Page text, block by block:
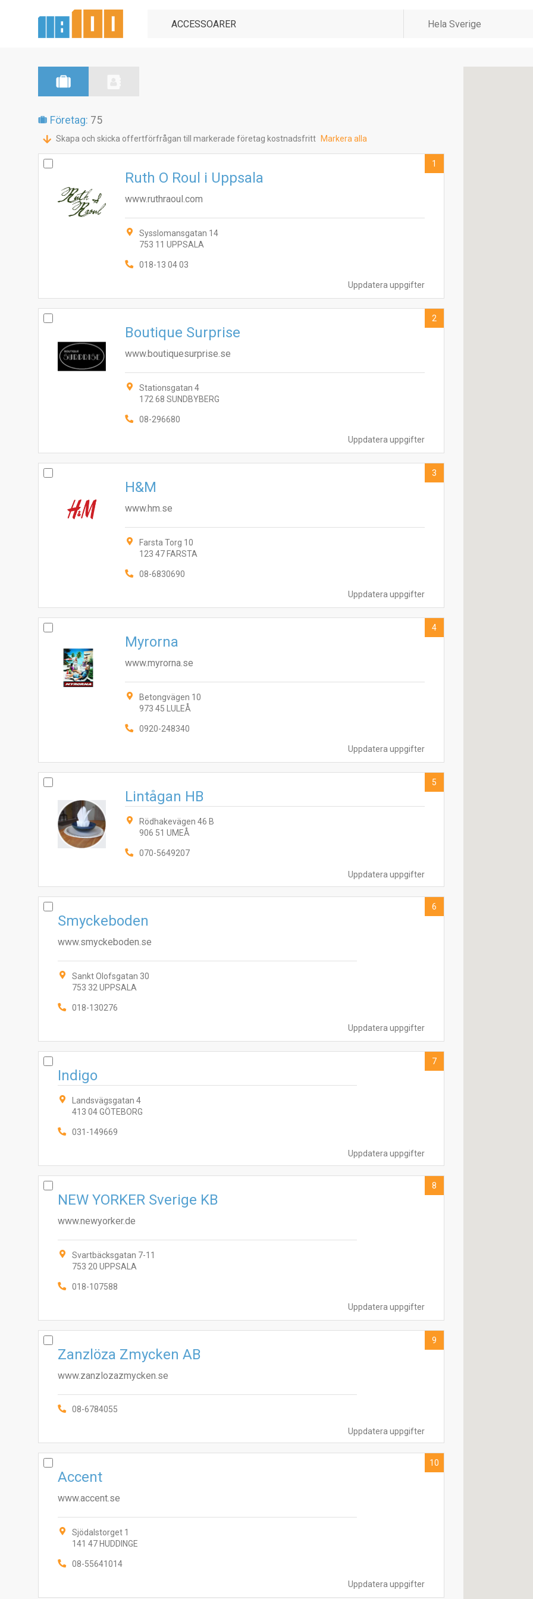
Företag: 75
Skapa och skicka offertförfrågan till markerade företag kostnadsfritt Markera alla
Uppdatera uppgifter
Ruth O Roul i Uppsala
www.ruthraoul.com
Sysslomansgatan 14
753 11 UPPSALA
018-13 04 03
1
Uppdatera uppgifter
Boutique Surprise
www.boutiquesurprise.se
Stationsgatan 4
172 68 SUNDBYBERG
08-296680
2
Uppdatera uppgifter
H&M
www.hm.se
Farsta Torg 10
123 47 FARSTA
08-6830690
3
Uppdatera uppgifter
Myrorna
www.myrorna.se
Betongvägen 10
973 45 LULEÅ
0920-248340
4
Uppdatera uppgifter
Lintågan HB
Rödhakevägen 46 B
906 51 UMEÅ
070-5649207
5
Uppdatera uppgifter
Smyckeboden
www.smyckeboden.se
Sankt Olofsgatan 30
753 32 UPPSALA
018-130276
6
Uppdatera uppgifter
Indigo
Landsvägsgatan 4
413 04 GÖTEBORG
031-149669
7
Uppdatera uppgifter
NEW YORKER Sverige KB
www.newyorker.de
Svartbäcksgatan 7-11
753 20 UPPSALA
018-107588
8
Uppdatera uppgifter
Zanzlöza Zmycken AB
www.zanzlozazmycken.se
08-6784055
9
Uppdatera uppgifter
Accent
www.accent.se
Sjödalstorget 1
141 47 HUDDINGE
08-55641014
10